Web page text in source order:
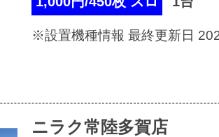
※設置機種情報 最終更新日
ニラク常陸多賀店